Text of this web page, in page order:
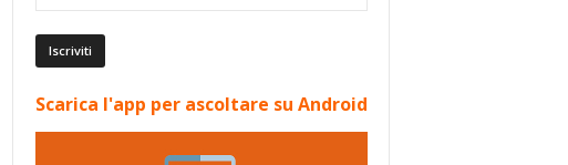
Scarica l'app per ascoltare su Android